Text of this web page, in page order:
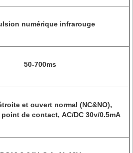
numérique infrarouge
50-700ms
et ouvert normal (NC&NO),
de contact, AC/DC 30v/0.5mA